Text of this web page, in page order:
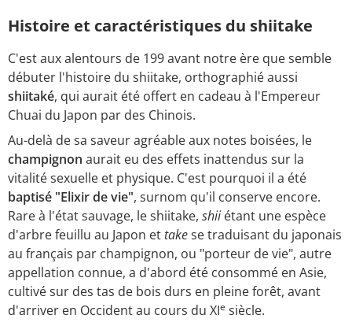
Histoire et caractéristiques du shiitake
C'est aux alentours de 199 avant notre ère que semble
débuter l'histoire du shiitake, orthographié aussi
shiitaké, qui aurait été offert en cadeau à l'Empereur
Chuai du Japon par des Chinois.
Au-delà de sa saveur agréable aux notes boisées, le
champignon aurait eu des effets inattendus sur la
vitalité sexuelle et physique. C'est pourquoi il a été
baptisé "Elixir de vie", surnom qu'il conserve encore.
Rare à l'état sauvage, le shiitake, shii étant une espèce
d'arbre feuillu au Japon ettakese traduisant du japonais
au français par champignon, ou "porteur de vie", autre
appellation connue, a d'abord été consommé en Asie,
cultivé sur des tas de bois durs en pleine forêt, avant
d'arriver en Occident au cours du XIe siècle.